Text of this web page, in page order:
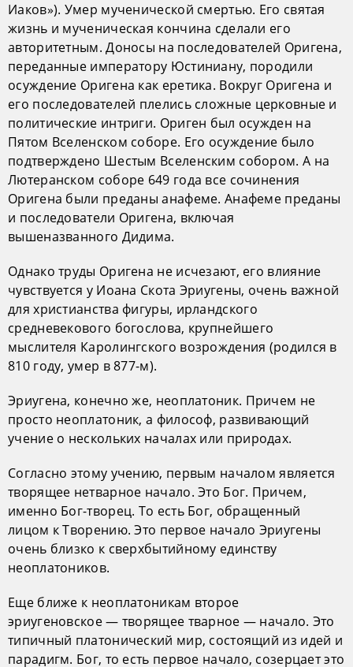
Иаков»). Умер мученической смертью. Его святая
жизнь и мученическая кончина сделали его
авторитетным. Доносы на последователей Оригена,
переданные императору Юстиниану, породили
осуждение Оригена как еретика. Вокруг Оригена и
его последователей плелись сложные церковные и
политические интриги. Ориген был осужден на
Пятом Вселенском соборе. Его осуждение было
подтверждено Шестым Вселенским собором. А на
Лютеранском соборе 649 года все сочинения
Оригена были преданы анафеме. Анафеме преданы
и последователи Оригена, включая
вышеназванного Дидима.
Однако труды Оригена не исчезают, его влияние
чувствуется у Иоана Скота Эриугены, очень важной
для христианства фигуры, ирландского
средневекового богослова, крупнейшего
мыслителя Каролингского возрождения (родился в
810 году, умер в 877-м).
Эриугена, конечно же, неоплатоник. Причем не
просто неоплатоник, а философ, развивающий
учение о нескольких началах или природах.
Согласно этому учению, первым началом является
творящее нетварное начало. Это Бог. Причем,
именно Бог-творец. То есть Бог, обращенный
лицом к Творению. Это первое начало Эриугены
очень близко к сверхбытийному единству
неоплатоников.
Еще ближе к неоплатоникам второе
эриугеновское — творящее тварное — начало. Это
типичный платонический мир, состоящий из идей и
парадигм. Бог, то есть первое начало, созерцает это